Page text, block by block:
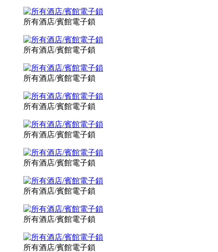
所有酒店/賓館電子鎖
所有酒店/賓館電子鎖
所有酒店/賓館電子鎖
所有酒店/賓館電子鎖
所有酒店/賓館電子鎖
所有酒店/賓館電子鎖
所有酒店/賓館電子鎖
所有酒店/賓館電子鎖
所有酒店/賓館電子鎖